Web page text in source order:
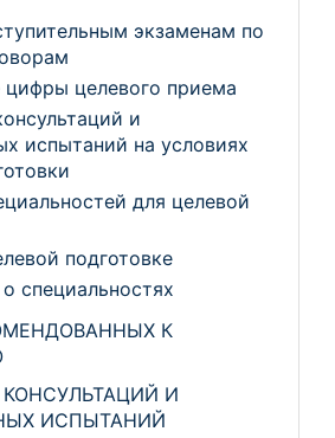
экзаменам по
цифры целевого приема
и
испытаний на условиях
для целевой
подготовке
специальностях
К
И
ИСПЫТАНИЙ